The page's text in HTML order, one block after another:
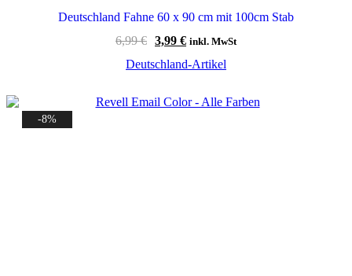
Deutschland Fahne 60 x 90 cm mit 100cm Stab
6,99€ Ursprünglicher
war:
3,99 €Aktueller
ist:
inkl. MwSt
Deutschland-Artikel
-8%